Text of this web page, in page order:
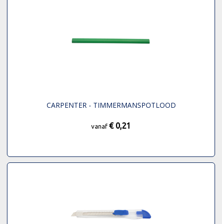
CARPENTER - TIMMERMANSPOTLOOD
vanaf € 0,21